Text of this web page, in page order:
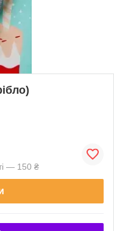
— 150 ₴